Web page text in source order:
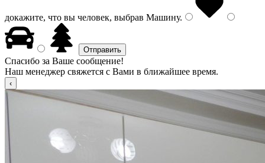
докажите, что вы человек, выбрав Машину.
Спасибо за Ваше сообщение!
Наш менеджер свяжется с Вами в ближайшее время.